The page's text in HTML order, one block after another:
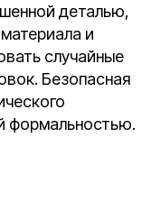
деталью,
и
случайные
Безопасная
формальностью.